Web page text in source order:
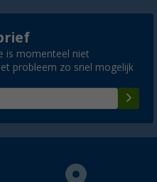
is momenteel niet
probleem zo snel mogelijk